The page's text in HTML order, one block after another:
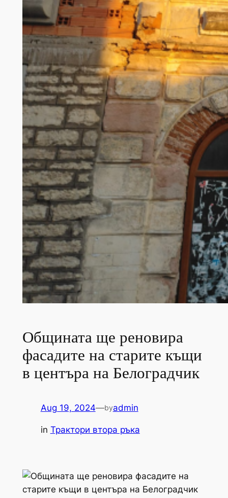
Общината ще реновира
фасадите на старите къщи
в центъра на Белоградчик
Aug 19, 2024—byadmin
in Трактори втора ръка